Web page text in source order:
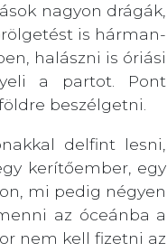
nagyon drágák,
is hárman-
halászni is óriási
a partot. Pont
beszélgetni.
delfint lesni,
kerítőember, egy
mi pedig négyen
az óceánba a
nem kell fizetni az